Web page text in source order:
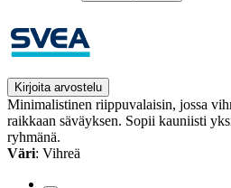
Kirjoita arvostelu
Minimalistinen riippuvalaisin, jossa
raikkaan säväyksen. Sopii kauniisti
ryhmänä.
Väri: Vihreä